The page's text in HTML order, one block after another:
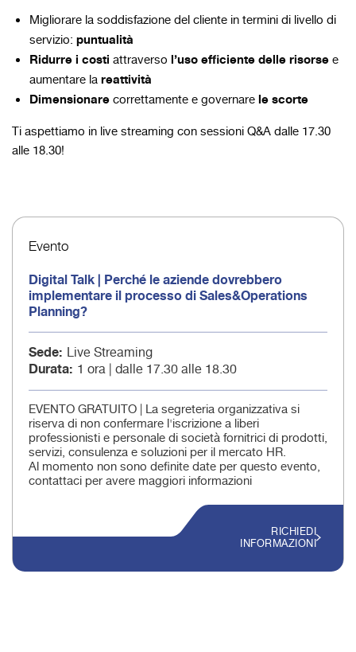
Migliorare la soddisfazione del cliente in termini di livello di
servizio: puntualità
Ridurre i costi attraverso l’uso efficiente delle risorsee
aumentare lareattività
Dimensionarecorrettamente e governarele scorte
Ti aspettiamo in live streaming con sessioni Q&A dalle 17.30
alle 18.30!
Evento
Digital Talk | Perché le aziende dovrebbero
implementare il processo di Sales&Operations
Planning?
Sede Live Streaming
Durata 1 ora | dalle 17.30 alle 18.30
EVENTO GRATUITO | La segreteria organizzativa si
riserva di non confermare l'iscrizione a liberi
professionisti e personale di società fornitrici di prodotti,
servizi, consulenza e soluzioni per il mercato HR.
Al momento non sono definite date per questo evento,
contattaci per avere maggiori informazioni
RICHIEDI
INFORMAZIONI